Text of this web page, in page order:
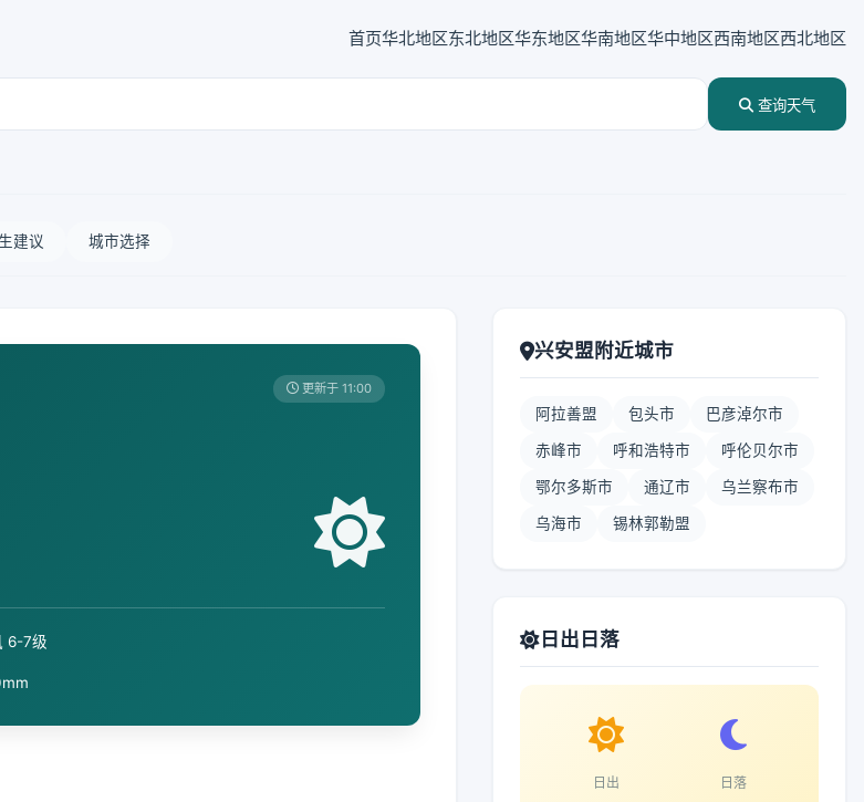
首页华北地区东北地区华东地区华南地区华中地区西南地区西北地区
查询天气
建议 城市选择
更新于 11:00
6-7级
兴安盟附近城市
阿拉善盟 包头市 巴彦淖尔市
赤峰市 呼和浩特市 呼伦贝尔市
鄂尔多斯市 通辽市 乌兰察布市
乌海市 锡林郭勒盟
日出日落
日出 日落